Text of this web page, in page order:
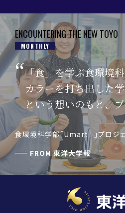
ENCOUNTERING THE NEW TOYO
MONTHLY
「食」を学ぶ食環境
カラーを打ち出した
という想いのもと、
タートしました。
食環境科学部「Umart ! 」プロジ
FROM東洋大学報